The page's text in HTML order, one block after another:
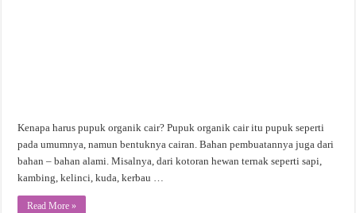
Kenapa harus pupuk organik cair? Pupuk organik cair itu pupuk seperti
pada umumnya, namun bentuknya cairan. Bahan pembuatannya juga dari
bahan – bahan alami. Misalnya, dari kotoran hewan ternak seperti sapi,
kambing, kelinci, kuda, kerbau …
Read More »